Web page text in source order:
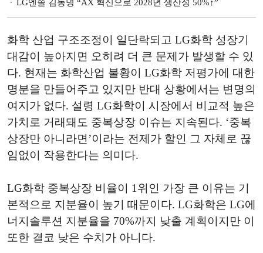
LG엔솔 김동명 “AX 혁신으로 2028년 생산성 50%↑”
화학 산업 구조조정이 일단락되고 LG화학 성장기
대감이 높아지면 오히려 더 큰 문제가 발생할 수 있
다. 현재는 화학산업 불황이 LG화학 저평가에 대한
명분을 만들어주고 있지만 반대 상황에서는 변명의
여지가 없다. 설령 LG화학이 시장에서 비교적 높은
가치로 거래돼도 중복상장 이슈는 지속된다. ‘중복
상장만 아니라면’이라는 전제가 할인 그 자체로 끊
임없이 작용한다는 의미다.
LG화학 중복상장 비율이 1위인 가장 큰 이유는 기
본적으로 지분율이 높기 때문이다. LG화학은 LG에
너지솔루션 지분율을 70%까지 낮출 계획이지만 이
또한 결코 낮은 수치가 아니다.